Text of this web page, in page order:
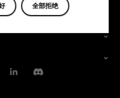
LinkedinDiscord
全部拒绝